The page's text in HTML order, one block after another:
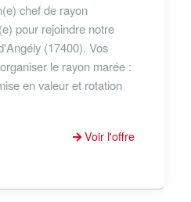
chef de rayon
pour rejoindre notre
(17400). Vos
le rayon marée :
en valeur et rotation
Voir l'offre